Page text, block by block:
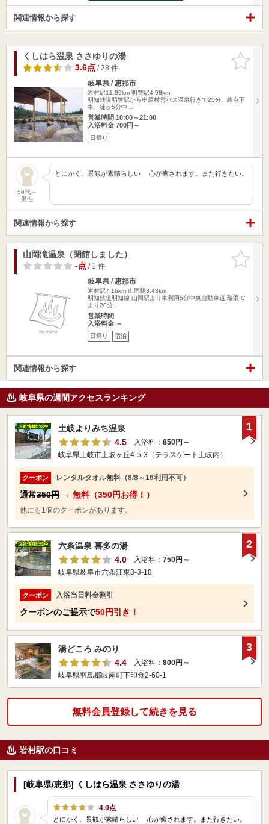
関連情報から探す
お気に入
りに追加
くしはら温泉 ささゆりの湯
3.6点/ 28 件
岐阜県 / 恵那市
岩村駅11.99km 明智駅4.98km
明知鉄道明智駅から串原村営バス温泉行きで25分、終点下
車、徒歩5分中…
営業時間 10:00～21:00
入浴料金 700円～
日帰り
50代～
男性
とにかく、景観が素晴らしい 心が癒されます。また行きたい。
関連情報から探す
お気に入
りに追加
山岡滝温泉（閉館しました）
-点/ 1 件
岐阜県 / 恵那市
岩村駅7.16km 山岡駅3.43km
明知鉄道明知線 山岡駅より車利用5分中央自動車道 瑞浪IC
より20分…
営業時間
入浴料金 ～
日帰り 宿泊
関連情報から探す
岐阜県の週間アクセスランキング
土岐よりみち温泉
4.5
入浴料： 850円～
岐阜県土岐市土岐ヶ丘4-5-3（テラスゲート土岐内）
クーポン レンタルタオル無料（8/8～16利用不可）
通常350円 → 無料（350円お得！）
他にも1個のクーポンがあります。
1
六条温泉 喜多の湯
4.0
入浴料： 750円～
岐阜県岐阜市六条江東3-3-18
クーポン 入浴当日料金割引
クーポンのご提示で50円引き！
2
湯どころ みのり
4.4
入浴料： 800円～
岐阜県羽島郡岐南町下印食2‐60‐1
3
無料会員登録して続きを見る
岩村駅の口コミ
[岐阜県/恵那] くしはら温泉 ささゆりの湯
4.0点
とにかく、景観が素晴らしい 心が癒されます。また行きたい。